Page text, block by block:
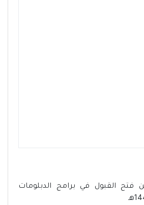
فتح القبول في برامج الدبلومات